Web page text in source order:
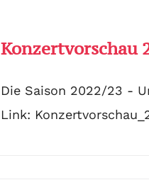
Konzertvorschau
Die Saison 2022/23 -
Link: